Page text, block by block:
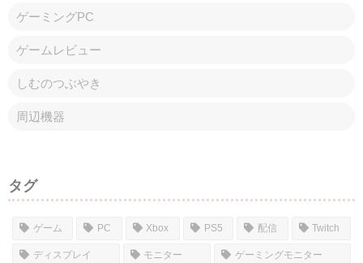
ゲーミングPC
ゲームレビュー
しむのつぶやき
周辺機器
タグ
ゲーム PC Xbox PS5 配信 Twitch
ディスプレイ モニター ゲーミングモニター